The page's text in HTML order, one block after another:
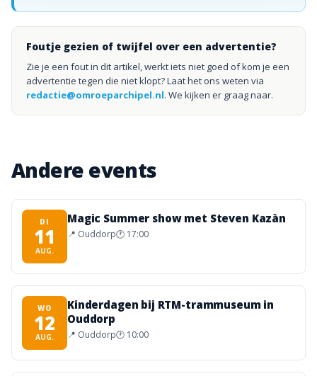
Foutje gezien of twijfel over een advertentie?
Zie je een fout in dit artikel, werkt iets niet goed of kom je een
advertentie tegen die niet klopt? Laat het ons weten via
redactie@omroeparchipel.nl. We kijken er graag naar.
Andere events
DI
11
AUG.
Magic Summer show met Steven Kazàn
📍 Ouddorp🕐 17:00
WO
12
AUG.
Kinderdagen bij RTM-trammuseum in
Ouddorp
📍 Ouddorp🕐 10:00